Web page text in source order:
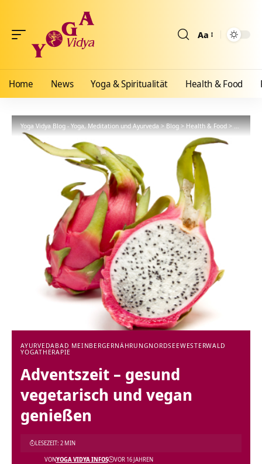
Aa
Home News Yoga & Spiritualität Health & Food
Yoga Vidya Blog - Yoga, Meditation und Ayurveda>Blog>Health & Food>Ayurveda
AYURVEDABAD MEINBERGERNÄHRUNGNORDSEEWESTERWALD
YOGATHERAPIE
Adventszeit – gesund
vegetarisch und vegan
genießen
VONYOGA VIDYA INFOS VOR 16 JAHREN
LESEZEIT: 2 MIN